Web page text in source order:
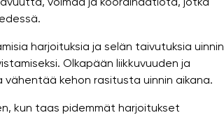
harjoituksia ja selän taivutuksia uinnin
Olkapään liikkuvuuden ja
kehon rasitusta uinnin aikana.
kun taas pidemmät harjoitukset